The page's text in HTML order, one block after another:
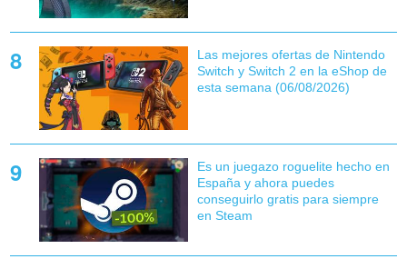
Las mejores ofertas de Nintendo
Switch y Switch 2 en la eShop de
esta semana (06/08/2026)
Es un juegazo roguelite hecho en
España y ahora puedes
conseguirlo gratis para siempre
en Steam